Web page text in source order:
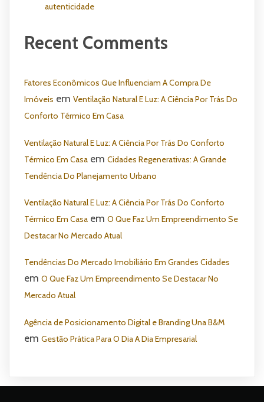
autenticidade
Recent Comments
Fatores Econômicos Que Influenciam A Compra De
Imóveis em Ventilação Natural E Luz: A Ciência Por Trás Do
Conforto Térmico Em Casa
Ventilação Natural E Luz: A Ciência Por Trás Do Conforto
Térmico Em Casa em Cidades Regenerativas: A Grande
Tendência Do Planejamento Urbano
Ventilação Natural E Luz: A Ciência Por Trás Do Conforto
Térmico Em Casa em O Que Faz Um Empreendimento Se
Destacar No Mercado Atual
Tendências Do Mercado Imobiliário Em Grandes Cidades
em O Que Faz Um Empreendimento Se Destacar No
Mercado Atual
Agência de Posicionamento Digital e Branding Una B&M
em Gestão Prática Para O Dia A Dia Empresarial